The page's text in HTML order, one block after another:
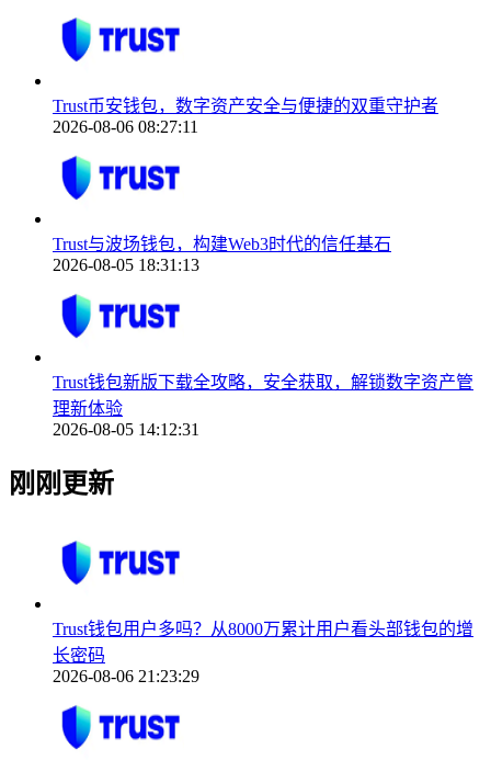
Trust币安钱包，数字资产安全与便捷的双重守护者
2026-08-06 08:27:11
Trust与波场钱包，构建Web3时代的信任基石
2026-08-05 18:31:13
Trust钱包新版下载全攻略，安全获取，解锁数字资产管
理新体验
2026-08-05 14:12:31
刚刚更新
Trust钱包用户多吗？从8000万累计用户看头部钱包的增
长密码
2026-08-06 21:23:29